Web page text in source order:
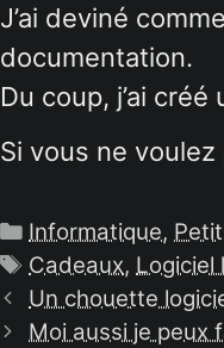
J’ai deviné
documentation.
Du coup, j’ai créé
Si vous ne voulez
Catégories
Informatique,
Étiquettes
Cadeaux, Logiciel
Un chouette
Moi aussi je peux